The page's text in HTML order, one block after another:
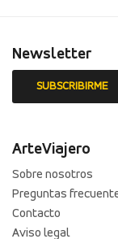
Newsletter
ArteViajero
Sobre nosotros
Preguntas
Contacto
Aviso legal